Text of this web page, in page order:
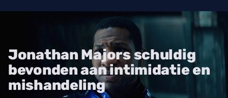
Jonathan Majors schuldig
bevonden aan intimidatie en
mishandeling